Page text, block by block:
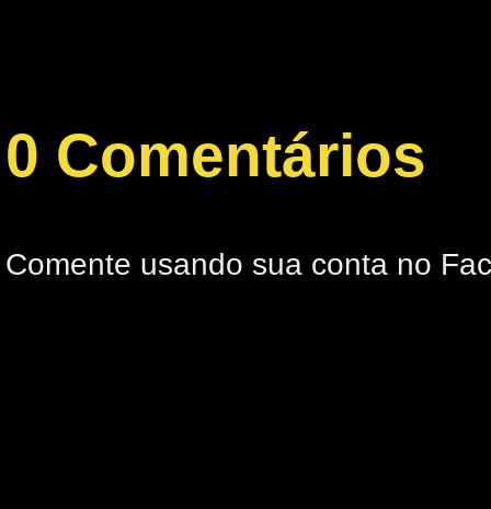
0 Comentários
Comente usando sua conta no